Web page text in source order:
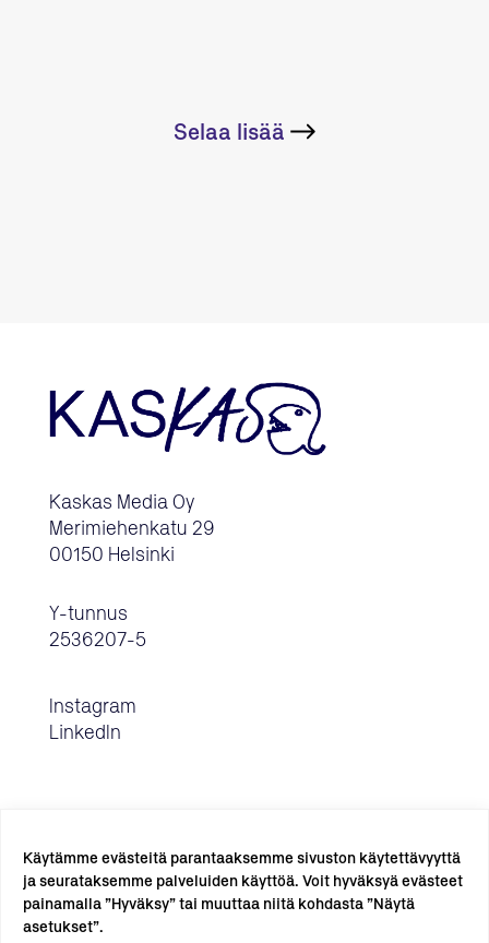
Käytämme evästeitä parantaaksemme sivuston käytettävyyttä
ja seurataksemme palveluiden käyttöä. Voit hyväksyä evästeet
painamalla ”Hyväksy” tai muuttaa niitä kohdasta ”Näytä
asetukset”.
Selaa lisää
Kaskas Media Oy
Merimiehenkatu 29
00150 Helsinki
Y-tunnus
2536207-5
Instagram
LinkedIn
TILAA UUTISKIRJE →